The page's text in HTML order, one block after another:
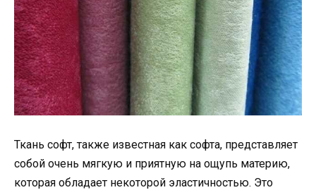
Ткань софт, также известная как софта, представляет
собой очень мягкую и приятную на ощупь материю,
которая обладает некоторой эластичностью. Это